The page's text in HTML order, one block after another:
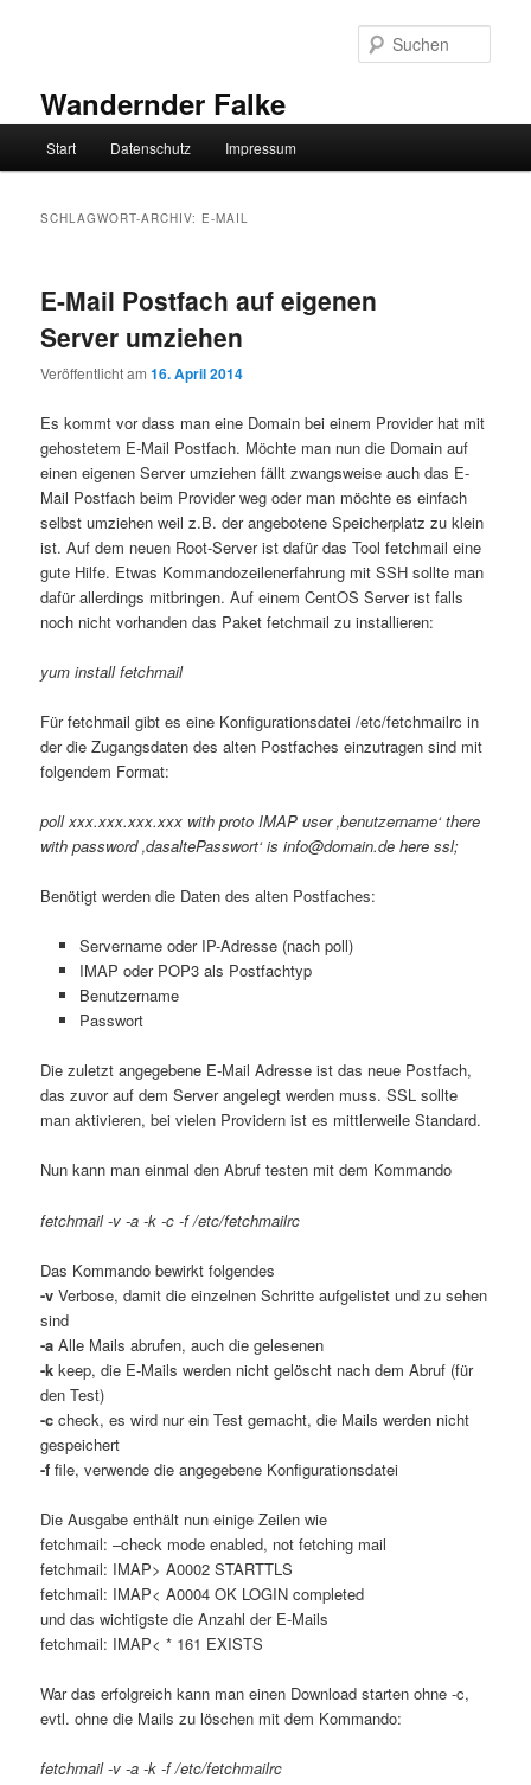
Wandernder Falke
Start Datenschutz Impressum
SCHLAGWORT-ARCHIV: E-MAIL
E-Mail Postfach auf eigenen
Server umziehen
Veröffentlicht am16. April 2014
Es kommt vor dass man eine Domain bei einem Provider hat mit
gehostetem E-Mail Postfach. Möchte man nun die Domain auf
einen eigenen Server umziehen fällt zwangsweise auch das E-
Mail Postfach beim Provider weg oder man möchte es einfach
selbst umziehen weil z.B. der angebotene Speicherplatz zu klein
ist. Auf dem neuen Root-Server ist dafür das Tool fetchmail eine
gute Hilfe. Etwas Kommandozeilenerfahrung mit SSH sollte man
dafür allerdings mitbringen. Auf einem CentOS Server ist falls
noch nicht vorhanden das Paket fetchmail zu installieren:
yum install fetchmail
Für fetchmail gibt es eine Konfigurationsdatei /etc/fetchmailrc in
der die Zugangsdaten des alten Postfaches einzutragen sind mit
folgendem Format:
poll xxx.xxx.xxx.xxx with proto IMAP user ‚benutzername‘ there
with password ‚dasaltePasswort‘ is info@domain.de here ssl;
Benötigt werden die Daten des alten Postfaches:
Servername oder IP-Adresse (nach poll)
IMAP oder POP3 als Postfachtyp
Benutzername
Passwort
Die zuletzt angegebene E-Mail Adresse ist das neue Postfach,
das zuvor auf dem Server angelegt werden muss. SSL sollte
man aktivieren, bei vielen Providern ist es mittlerweile Standard.
Nun kann man einmal den Abruf testen mit dem Kommando
fetchmail -v -a -k -c -f /etc/fetchmailrc
Das Kommando bewirkt folgendes
-v Verbose, damit die einzelnen Schritte aufgelistet und zu sehen
sind
-a Alle Mails abrufen, auch die gelesenen
-k keep, die E-Mails werden nicht gelöscht nach dem Abruf (für
den Test)
-c check, es wird nur ein Test gemacht, die Mails werden nicht
gespeichert
-f file, verwende die angegebene Konfigurationsdatei
Die Ausgabe enthält nun einige Zeilen wie
fetchmail: –check mode enabled, not fetching mail
fetchmail: IMAP> A0002 STARTTLS
fetchmail: IMAP< A0004 OK LOGIN completed
und das wichtigste die Anzahl der E-Mails
fetchmail: IMAP< * 161 EXISTS
War das erfolgreich kann man einen Download starten ohne -c,
evtl. ohne die Mails zu löschen mit dem Kommando:
fetchmail -v -a -k -f /etc/fetchmailrc